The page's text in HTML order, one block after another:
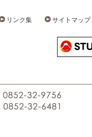
リンク集 サイトマップ